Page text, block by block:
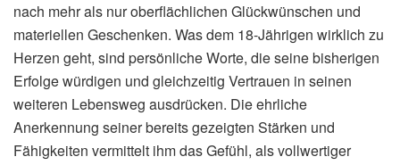
nach mehr als nur oberflächlichen Glückwünschen und
materiellen Geschenken. Was dem 18-Jährigen wirklich zu
Herzen geht, sind persönliche Worte, die seine bisherigen
Erfolge würdigen und gleichzeitig Vertrauen in seinen
weiteren Lebensweg ausdrücken. Die ehrliche
Anerkennung seiner bereits gezeigten Stärken und
Fähigkeiten vermittelt ihm das Gefühl, als vollwertiger